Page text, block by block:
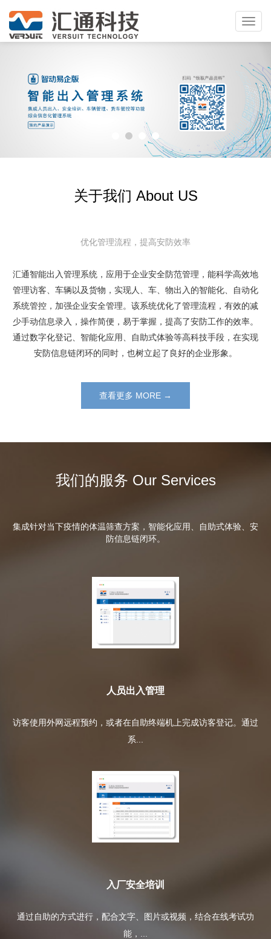
关于我们 About US
优化管理流程，提高安防效率
汇通智能出入管理系统，应用于企业安全防范管理，能科学高效地
管理访客、车辆以及货物，实现人、车、物出入的智能化、自动化
系统管控，加强企业安全管理。该系统优化了管理流程，有效的减
少手动信息录入，操作简便，易于掌握，提高了安防工作的效率。
通过数字化登记、智能化应用、自助式体验等高科技手段，在实现
安防信息链闭环的同时，也树立起了良好的企业形象。
查看更多 MORE →
我们的服务 Our Services
集成针对当下疫情的体温筛查方案，智能化应用、自助式体验、安
防信息链闭环。
人员出入管理
访客使用外网远程预约，或者在自助终端机上完成访客登记。通过
系...
入厂安全培训
通过自助的方式进行，配合文字、图片或视频，结合在线考试功
能，...